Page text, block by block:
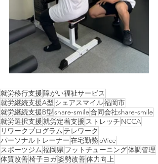
就労移行支援障がい福祉サービス
就労継続支援A型 シェアスマイル福岡市
就労継続支援B型share-smile合同会社share-smile
就労選択支援就労定着支援 ストレッチ NCCA
リワークプログラム テレワーク
パーソナルトレーナー在宅勤務oVice
スポーツジム福岡県フットチューニング体調管理
体質改善椅子ヨガ姿勢改善体力向上